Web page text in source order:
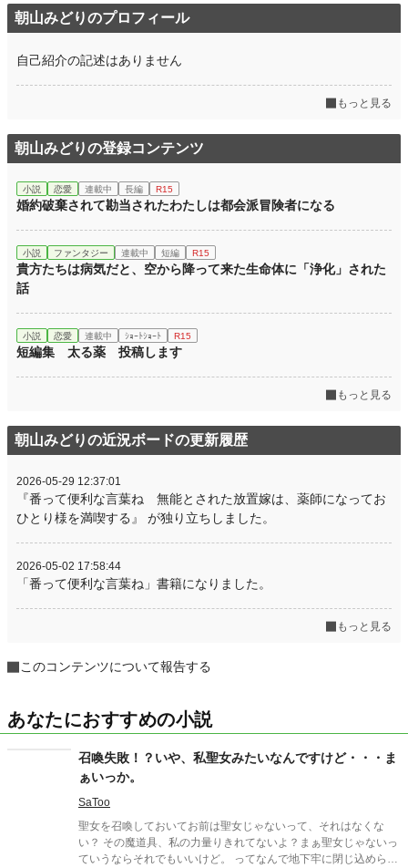
朝山みどりのプロフィール
自己紹介の記述はありません
もっと見る
朝山みどりの登録コンテンツ
小説 恋愛 連載中 長編 R15
婚約破棄されて勘当されたわたしは都会派冒険者になる
小説 ファンタジー 連載中 短編 R15
貴方たちは病気だと、空から降って来た生命体に「浄化」された
話
小説 恋愛 連載中 ｼｮｰﾄｼｮｰﾄ R15
短編集 太る薬 投稿します
もっと見る
朝山みどりの近況ボードの更新履歴
2026-05-29 12:37:01
『番って便利な言葉ね 無能とされた放置嫁は、薬師になってお
ひとり様を満喫する』 が独り立ちしました。
2026-05-02 17:58:44
「番って便利な言葉ね」書籍になりました。
もっと見る
このコンテンツについて報告する
あなたにおすすめの小説
召喚失敗！？いや、私聖女みたいなんですけど・・・ま
ぁいっか。
SaToo
聖女を召喚しておいてお前は聖女じゃないって、それはなくな
い？ その魔道具、私の力量りきれてないよ？まぁ聖女じゃないっ
ていうならそれでもいいけど。 ってなんで地下牢に閉じ込められ